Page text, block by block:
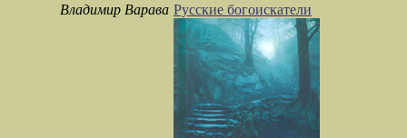
Владимир Варава Русские богоискатели